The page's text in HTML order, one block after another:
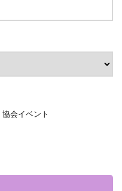
協会イベント